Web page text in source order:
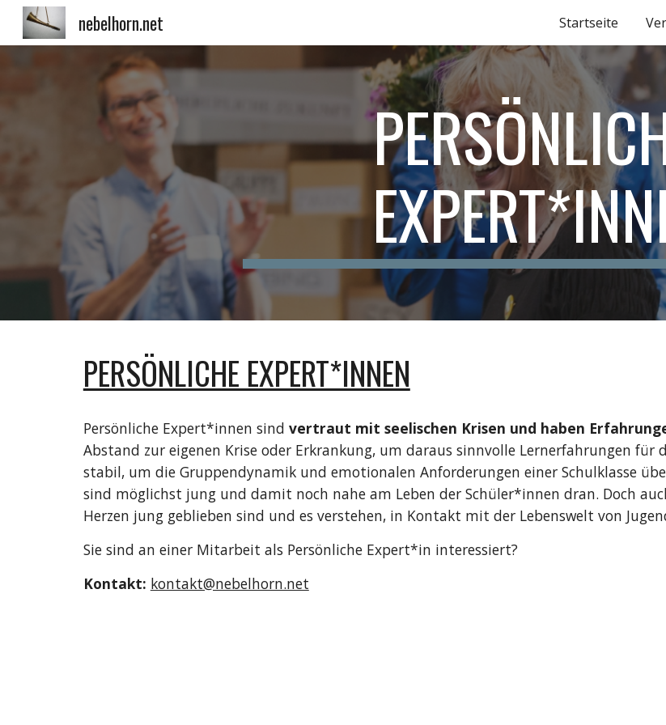
nebelhorn.net Startseite
PERSÖNLICHE EXPERT*INNEN
Persönliche Expert*innen sind vertraut mit seelischen Krisen und haben
Abstand zur eigenen Krise oder Erkrankung, um daraus sinnvolle Lernerfahrungen für
stabil, um die Gruppendynamik und emotionalen Anforderungen einer Schulklasse
sind möglichst jung und damit noch nahe am Leben der Schüler*innen dran. Doch
Herzen jung geblieben sind und es verstehen, in Kontakt mit der Lebenswelt von
Sie sind an einer Mitarbeit als Persönliche Expert*in interessiert?
Kontakt: kontakt@nebelhorn.net